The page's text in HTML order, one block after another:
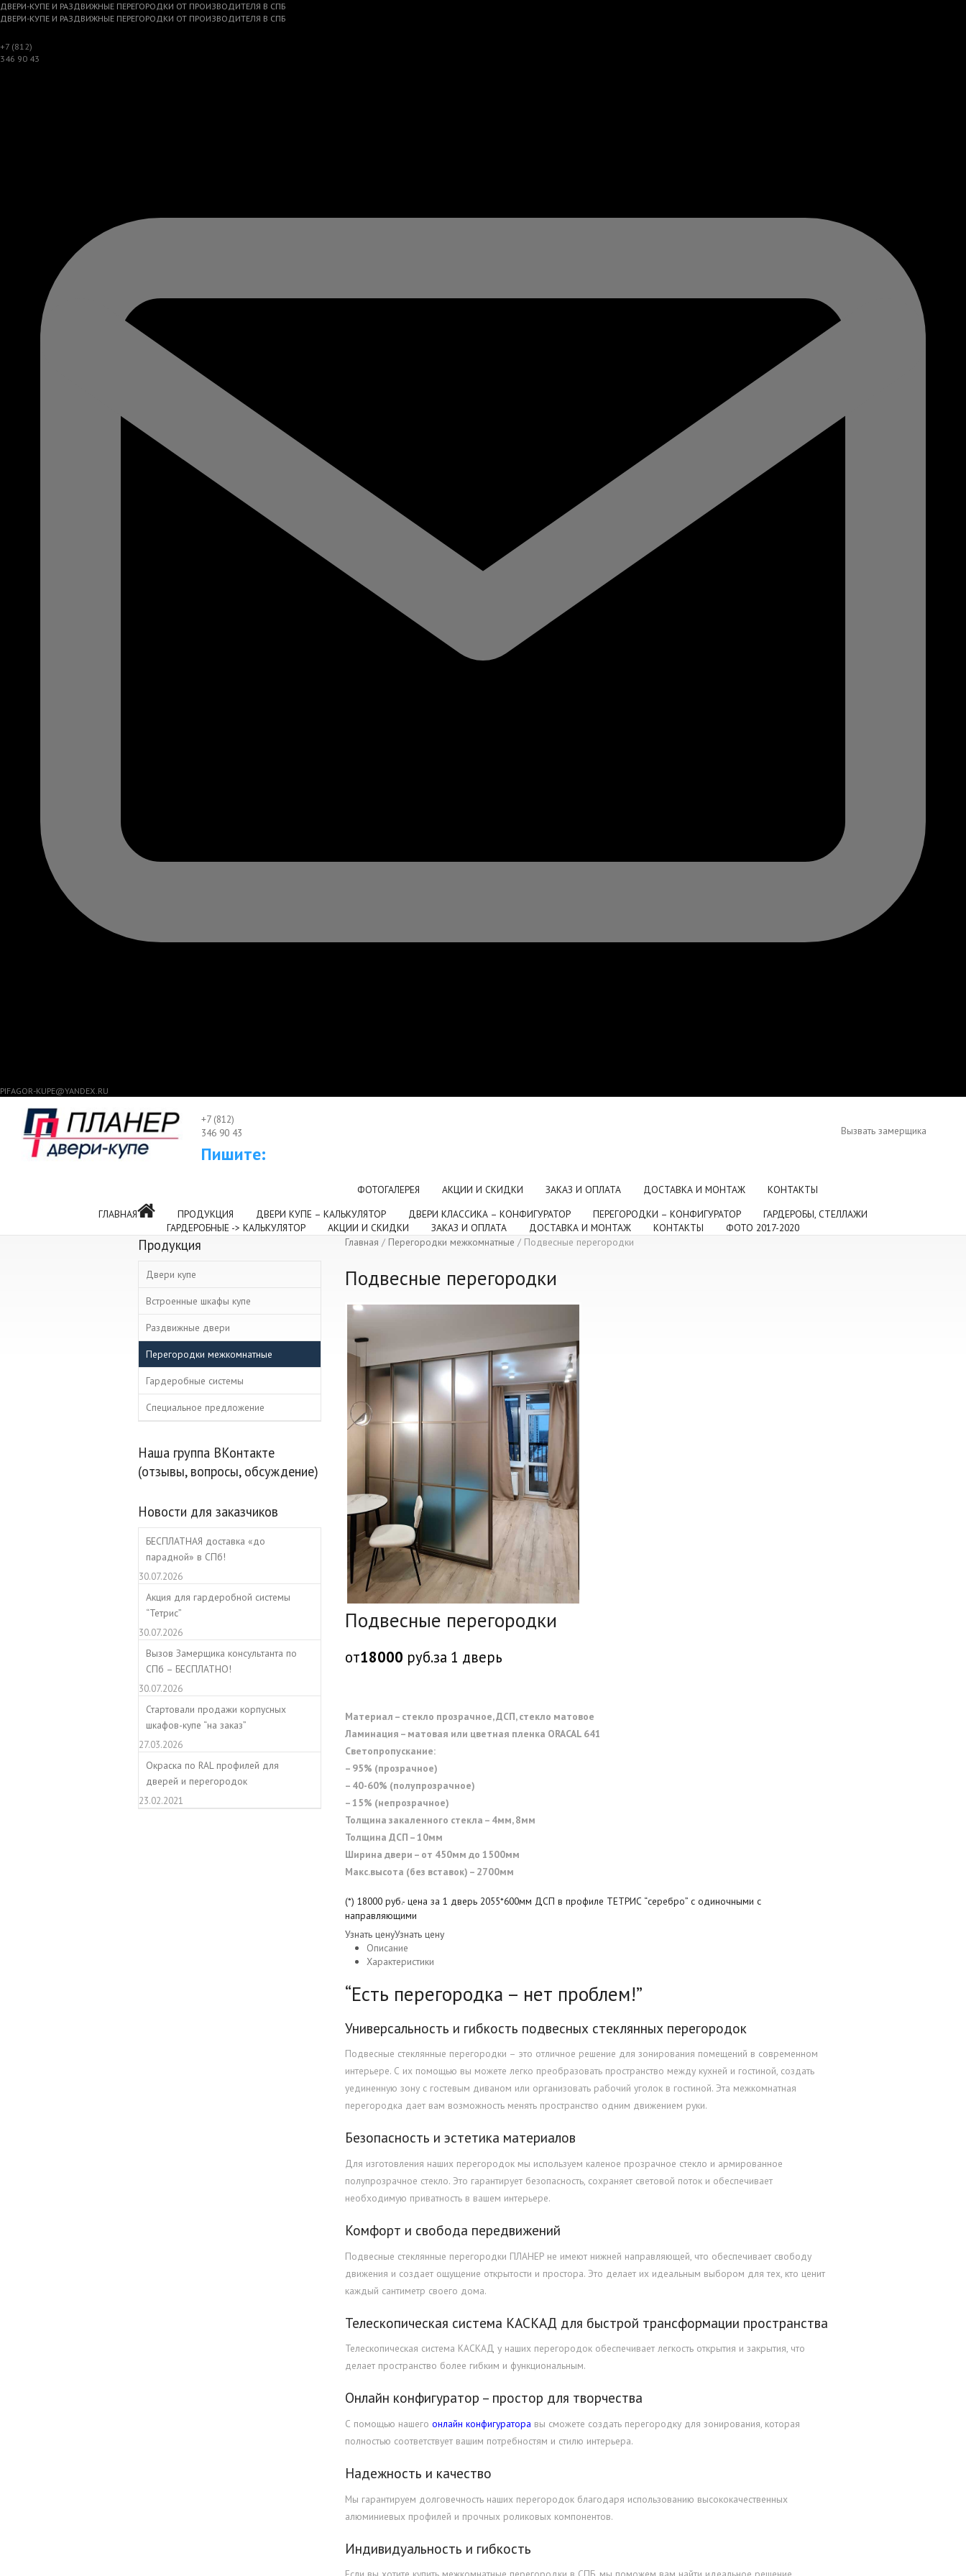
ДВЕРИ-КУПЕ И РАЗДВИЖНЫЕ ПЕРЕГОРОДКИ ОТ ПРОИЗВОДИТЕЛЯ В СПБ
ДВЕРИ-КУПЕ И РАЗДВИЖНЫЕ ПЕРЕГОРОДКИ ОТ ПРОИЗВОДИТЕЛЯ В СПБ
+7 (812)
346 90 43
PIFAGOR-KUPE@YANDEX.RU
+7 (812)
346 90 43
Пишите:
Вызвать замерщика
ФОТОГАЛЕРЕЯ АКЦИИ И СКИДКИ ЗАКАЗ И ОПЛАТА ДОСТАВКА И МОНТАЖ
КОНТАКТЫ
ГЛАВНАЯ
ПРОДУКЦИЯ ДВЕРИ КУПЕ – КАЛЬКУЛЯТОР ДВЕРИ КЛАССИКА – КОНФИГУРАТОР ПЕРЕГОРОДКИ – КОНФИГУРАТОР
ГАРДЕРОБЫ, СТЕЛЛАЖИ
ГАРДЕРОБНЫЕ -> КАЛЬКУЛЯТОР
АКЦИИ И СКИДКИ ЗАКАЗ И ОПЛАТА ДОСТАВКА И МОНТАЖ КОНТАКТЫ
ФОТО 2017-2020
Главная / Перегородки межкомнатные / Подвесные перегородки
Подвесные перегородки
Подвесные перегородки
от18000 руб.за 1 дверь
Материал – стекло прозрачное, ДСП, стекло матовое
Ламинация – матовая или цветная пленка ORACAL 641
Светопропускание:
– 95% (прозрачное)
– 40-60% (полупрозрачное)
– 15% (непрозрачное)
Толщина закаленного стекла – 4мм, 8мм
Толщина ДСП – 10мм
Ширина двери – от 450мм до 1500мм
Макс.высота (без вставок) – 2700мм
(*) 18000 руб.- цена за 1 дверь 2055*600мм ДСП в профиле ТЕТРИС “серебро” с одиночными с
направляющими
Узнать ценуУзнать цену
Описание
Характеристики
“Есть перегородка – нет проблем!”
Универсальность и гибкость подвесных стеклянных перегородок
Подвесные стеклянные перегородки – это отличное решение для зонирования помещений в современном
интерьере. С их помощью вы можете легко преобразовать пространство между кухней и гостиной, создать
уединенную зону с гостевым диваном или организовать рабочий уголок в гостиной. Эта межкомнатная
перегородка дает вам возможность менять пространство одним движением руки.
Безопасность и эстетика материалов
Для изготовления наших перегородок мы используем каленое прозрачное стекло и армированное
полупрозрачное стекло. Это гарантирует безопасность, сохраняет световой поток и обеспечивает
необходимую приватность в вашем интерьере.
Комфорт и свобода передвижений
Подвесные стеклянные перегородки ПЛАНЕР не имеют нижней направляющей, что обеспечивает свободу
движения и создает ощущение открытости и простора. Это делает их идеальным выбором для тех, кто ценит
каждый сантиметр своего дома.
Телескопическая система КАСКАД для быстрой трансформации пространства
Телескопическая система КАСКАД у наших перегородок обеспечивает легкость открытия и закрытия, что
делает пространство более гибким и функциональным.
Онлайн конфигуратор – простор для творчества
С помощью нашего онлайн конфигуратора вы сможете создать перегородку для зонирования, которая
полностью соответствует вашим потребностям и стилю интерьера.
Надежность и качество
Мы гарантируем долговечность наших перегородок благодаря использованию высококачественных
алюминиевых профилей и прочных роликовых компонентов.
Индивидуальность и гибкость
Продукция
Двери купе
Встроенные шкафы купе
Раздвижные двери
Перегородки межкомнатные
Гардеробные системы
Специальное предложение
Наша группа ВКонтакте
(отзывы, вопросы, обсуждение)
Новости для заказчиков
БЕСПЛАТНАЯ доставка «до
парадной» в СПб!
30.07.2026
Акция для гардеробной системы
“Тетрис”
30.07.2026
Вызов Замерщика консультанта по
СПб – БЕСПЛАТНО!
30.07.2026
Стартовали продажи корпусных
шкафов-купе “на заказ”
27.03.2026
Окраска по RAL профилей для
дверей и перегородок
23.02.2021